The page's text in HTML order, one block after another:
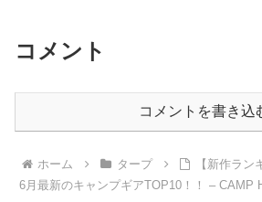
コメント
コメントを書き込
ホーム タープ
【新作ラ
6月最新のキャンプギアTOP10！！ – CAMP